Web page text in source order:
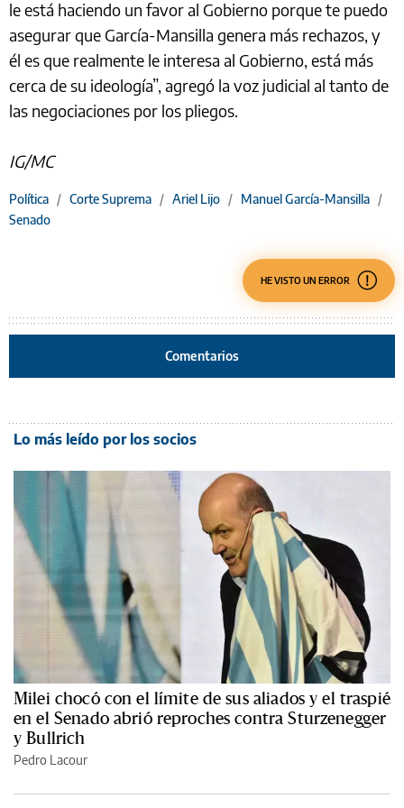
le está haciendo un favor al Gobierno porque te puedo
asegurar que García-Mansilla genera más rechazos, y
él es que realmente le interesa al Gobierno, está más
cerca de su ideología”, agregó la voz judicial al tanto de
las negociaciones por los pliegos.
IG/MC
Política / Corte Suprema / Ariel Lijo / Manuel García-Mansilla /
Senado
HE VISTO UN ERROR
Comentarios
Lo más leído por los socios
Milei chocó con el límite de sus aliados y el traspié
en el Senado abrió reproches contra Sturzenegger
y Bullrich
Pedro Lacour